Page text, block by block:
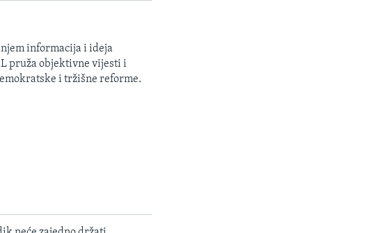
informacija i ideja
pruža objektivne vijesti i
i tržišne reforme.